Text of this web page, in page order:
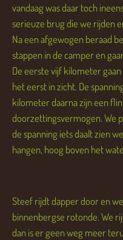
vandaag was daar toch
serieuze brug die we rijden
Na een afgewogen beraad
stappen in de camper en
De eerste vijf kilometer
het eerst in zicht. De
kilometer daarna zijn een
doorzettingsvermogen. We
de spanning iets daalt zien
hangen, hoog boven het
Steef rijdt dapper door en
binnenbergse rotonde. We
dan is er geen weg meer